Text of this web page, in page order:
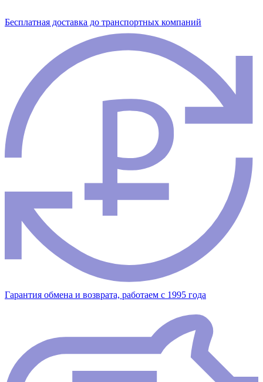
Бесплатная доставка до транспортных компаний
Гарантия обмена и возврата, работаем с 1995 года